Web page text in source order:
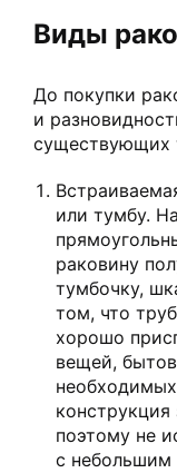
Виды
До покупки
и
существующих
или тумбу.
раковину
тумбочку,
том, что
хорошо
вещей,
поэтому не
с